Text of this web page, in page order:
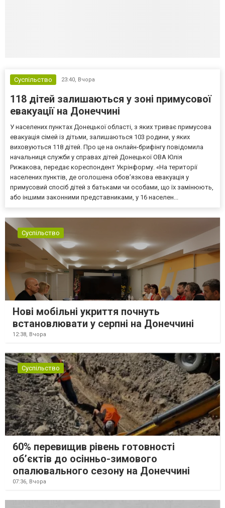
Суспільство 23:40, Вчора
118 дітей залишаються у зоні примусової
евакуації на Донеччині
У населених пунктах Донецької області, з яких триває примусова
евакуація сімей із дітьми, залишаються 103 родини, у яких
виховуються 118 дітей. Про це на онлайн-брифінгу повідомила
начальниця служби у справах дітей Донецької ОВА Юлія
Рижакова, передає кореспондент Укрінформу. «На території
населених пунктів, де оголошена обов’язкова евакуація у
примусовий спосіб дітей з батьками чи особами, що їх замінюють,
або іншими законними представниками, у 16 населен...
Суспільство
Нові мобільні укриття почнуть
встановлювати у серпні на Донеччині
12:38, Вчора
Суспільство
60% перевищив рівень готовності
об’єктів до осінньо-зимового
опалювального сезону на Донеччині
07:36, Вчора